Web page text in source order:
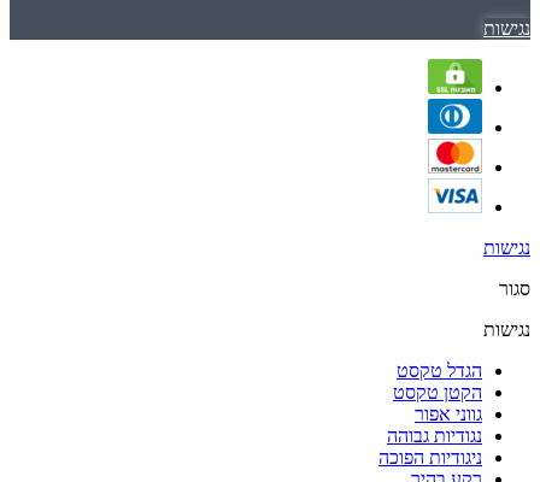
נגישות
נגישות
סגור
נגישות
הגדל טקסט
הקטן טקסט
גווני אפור
נגודיות גבוהה
ניגודיות הפוכה